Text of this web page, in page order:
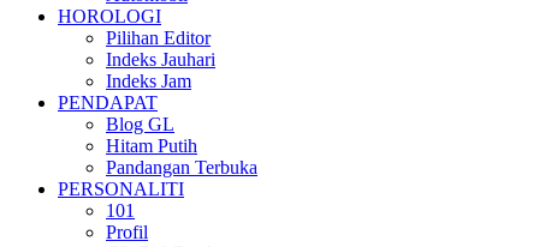
HOROLOGI
Pilihan Editor
Indeks Jauhari
Indeks Jam
PENDAPAT
Blog GL
Hitam Putih
Pandangan Terbuka
PERSONALITI
101
Profil